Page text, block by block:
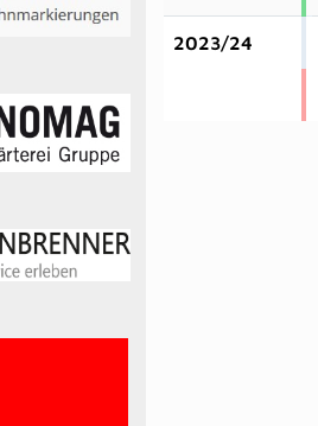
2023/24